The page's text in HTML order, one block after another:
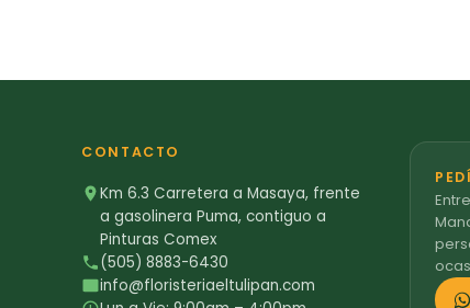
CONTACTO
Km 6.3 Carretera a Masaya, frente
a gasolinera Puma, contiguo a
Pinturas Comex
(505) 8883-6430
info@floristeriaeltulipan.com